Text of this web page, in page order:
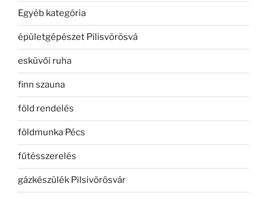
Egyéb kategória
épületgépészet Pilisvörösvá
esküvői ruha
finn szauna
föld rendelés
földmunka Pécs
fűtésszerelés
gázkészülék Pilsivörösvár